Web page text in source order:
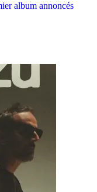
album annoncés